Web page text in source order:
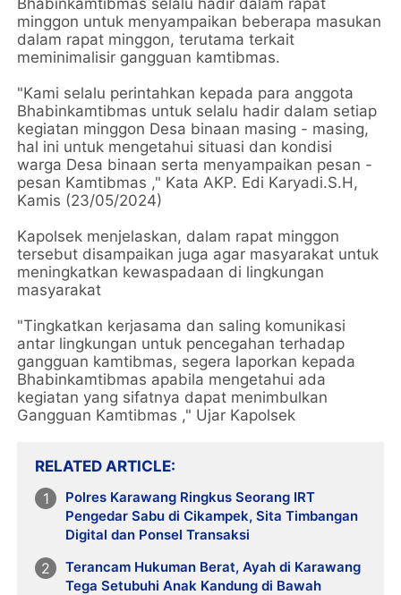
minggon untuk menyampaikan beberapa masukan
dalam rapat minggon, terutama terkait
meminimalisir gangguan kamtibmas.
"Kami selalu perintahkan kepada para anggota
Bhabinkamtibmas untuk selalu hadir dalam setiap
kegiatan minggon Desa binaan masing - masing,
hal ini untuk mengetahui situasi dan kondisi
warga Desa binaan serta menyampaikan pesan -
pesan Kamtibmas ," Kata AKP. Edi Karyadi.S.H,
Kamis (23/05/2024)
Kapolsek menjelaskan, dalam rapat minggon
tersebut disampaikan juga agar masyarakat untuk
meningkatkan kewaspadaan di lingkungan
masyarakat
"Tingkatkan kerjasama dan saling komunikasi
antar lingkungan untuk pencegahan terhadap
gangguan kamtibmas, segera laporkan kepada
Bhabinkamtibmas apabila mengetahui ada
kegiatan yang sifatnya dapat menimbulkan
Gangguan Kamtibmas ," Ujar Kapolsek
RELATED ARTICLE
Polres Karawang Ringkus Seorang IRT
Pengedar Sabu di Cikampek, Sita Timbangan
Digital dan Ponsel Transaksi
Terancam Hukuman Berat, Ayah di Karawang
Tega Setubuhi Anak Kandung di Bawah